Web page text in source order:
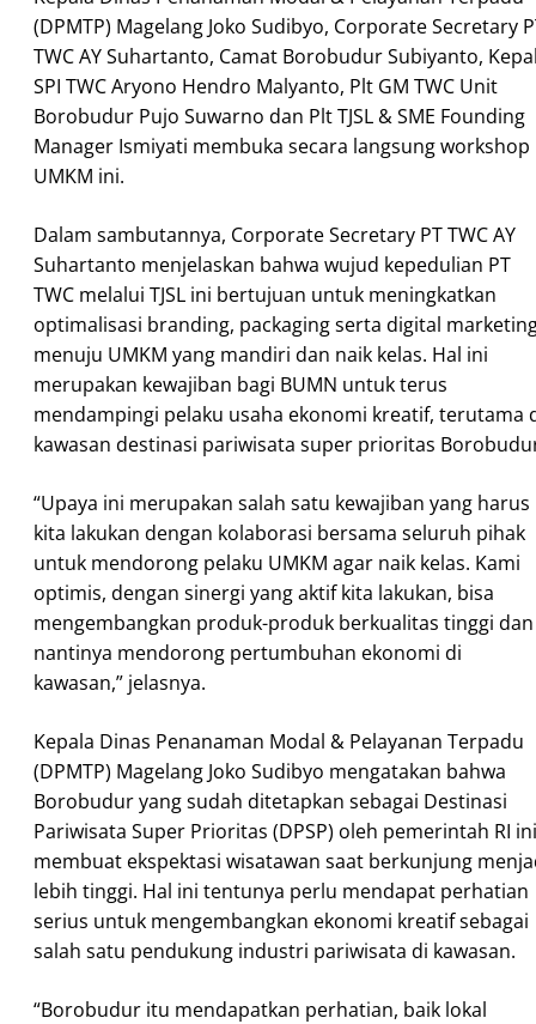
(DPMTP) Magelang Joko Sudibyo, Corporate Secretary
TWC AY Suhartanto, Camat Borobudur Subiyanto,
SPI TWC Aryono Hendro Malyanto, Plt GM TWC Unit
Borobudur Pujo Suwarno dan Plt TJSL & SME Founding
Manager Ismiyati membuka secara langsung workshop
UMKM ini.
Dalam sambutannya, Corporate Secretary PT TWC AY
Suhartanto menjelaskan bahwa wujud kepedulian PT
TWC melalui TJSL ini bertujuan untuk meningkatkan
optimalisasi branding, packaging serta digital
menuju UMKM yang mandiri dan naik kelas. Hal ini
merupakan kewajiban bagi BUMN untuk terus
mendampingi pelaku usaha ekonomi kreatif, terutama
kawasan destinasi pariwisata super prioritas
“Upaya ini merupakan salah satu kewajiban yang harus
kita lakukan dengan kolaborasi bersama seluruh pihak
untuk mendorong pelaku UMKM agar naik kelas. Kami
optimis, dengan sinergi yang aktif kita lakukan, bisa
mengembangkan produk-produk berkualitas tinggi dan
nantinya mendorong pertumbuhan ekonomi di
kawasan,” jelasnya.
Kepala Dinas Penanaman Modal & Pelayanan Terpadu
(DPMTP) Magelang Joko Sudibyo mengatakan bahwa
Borobudur yang sudah ditetapkan sebagai Destinasi
Pariwisata Super Prioritas (DPSP) oleh pemerintah RI ini
membuat ekspektasi wisatawan saat berkunjung
lebih tinggi. Hal ini tentunya perlu mendapat perhatian
serius untuk mengembangkan ekonomi kreatif sebagai
salah satu pendukung industri pariwisata di kawasan.
“Borobudur itu mendapatkan perhatian, baik lokal